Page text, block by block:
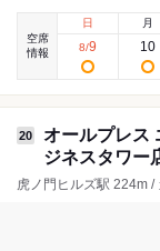
空席
情報
日
8/9
月
10
20
オールプレス
ジネスタワー
虎ノ門ヒルズ駅 224m /